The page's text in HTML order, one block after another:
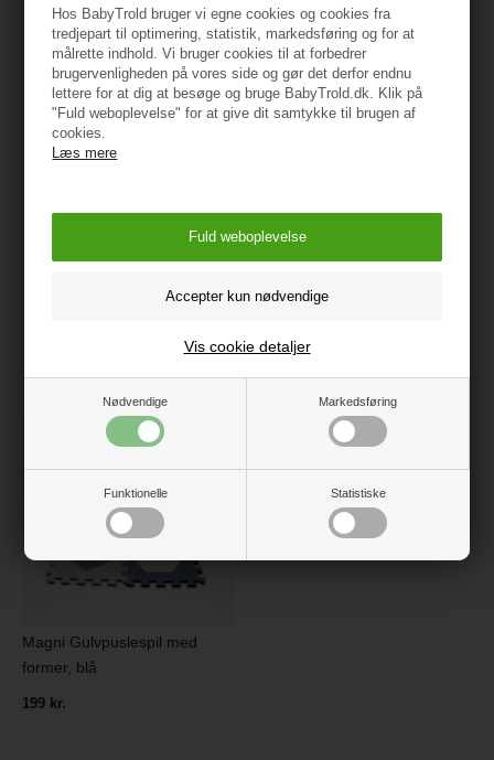
Hos BabyTrold bruger vi egne cookies og cookies fra
tredjepart til optimering, statistik, markedsføring og for at
målrette indhold. Vi bruger cookies til at forbedrer
brugervenligheden på vores side og gør det derfor endnu
lettere for at dig at besøge og bruge BabyTrold.dk. Klik på
"Fuld weboplevelse" for at give dit samtykke til brugen af
cookies.
Læs mere
Nødvendige Markedsføring
Funktionelle Statistiske
Vis cookie detaljer
Mål: 42,5 x 12,5 x 2 cm
Vægt: 410 g
100% FSC-certificeret træ
Måske er du også interesseret i
følgende produkter
Magni Gulvpuslespil med
former, blå
199 kr.